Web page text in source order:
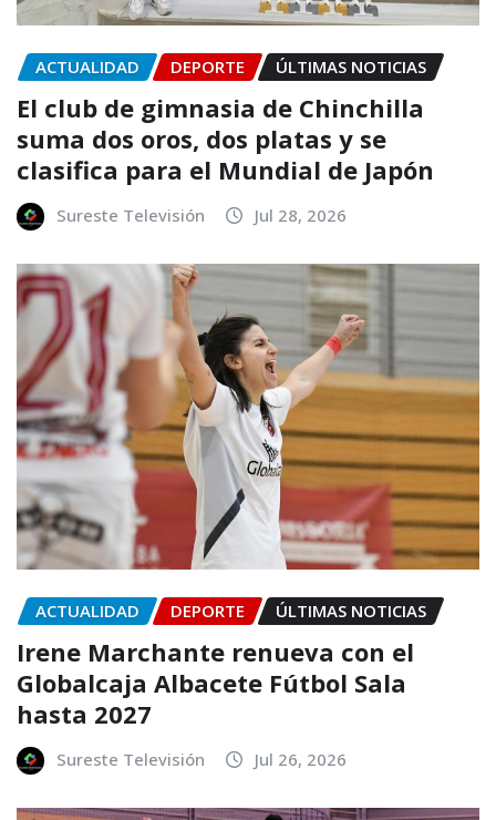
ACTUALIDAD DEPORTE ÚLTIMAS NOTICIAS
El club de gimnasia de Chinchilla
suma dos oros, dos platas y se
clasifica para el Mundial de Japón
Sureste Televisión Jul 28, 2026
ACTUALIDAD DEPORTE ÚLTIMAS NOTICIAS
Irene Marchante renueva con el
Globalcaja Albacete Fútbol Sala
hasta 2027
Sureste Televisión Jul 26, 2026